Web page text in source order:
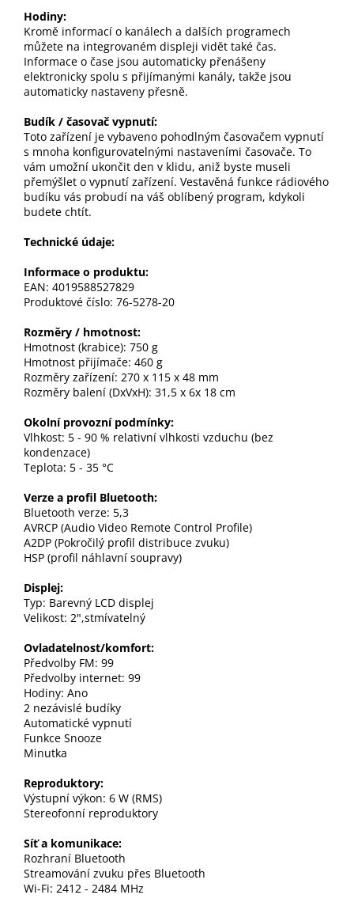
Hodiny:
Kromě informací o kanálech a dalších programech
můžete na integrovaném displeji vidět také čas.
Informace o čase jsou automaticky přenášeny
elektronicky spolu s přijímanými kanály, takže jsou
automaticky nastaveny přesně.
Budík / časovač vypnutí:
Toto zařízení je vybaveno pohodlným časovačem vypnutí
s mnoha konfigurovatelnými nastaveními časovače. To
vám umožní ukončit den v klidu, aniž byste museli
přemýšlet o vypnutí zařízení. Vestavěná funkce rádiového
budíku vás probudí na váš oblíbený program, kdykoli
budete chtít.
Technické údaje:
Informace o produktu:
EAN: 4019588527829
Produktové číslo: 76-5278-20
Rozměry / hmotnost:
Hmotnost (krabice): 750 g
Hmotnost přijímače: 460 g
Rozměry zařízení: 270 x 115 x 48 mm
Rozměry balení (DxVxH): 31,5 x 6x 18 cm
Okolní provozní podmínky:
Vlhkost: 5 - 90 % relativní vlhkosti vzduchu (bez
kondenzace)
Teplota: 5 - 35 °C
Verze a profil Bluetooth:
Bluetooth verze: 5,3
AVRCP (Audio Video Remote Control Profile)
A2DP (Pokročilý profil distribuce zvuku)
HSP (profil náhlavní soupravy)
Displej:
Typ: Barevný LCD displej
Velikost: 2",stmívatelný
Ovladatelnost/komfort:
Předvolby FM: 99
Předvolby internet: 99
Hodiny: Ano
2 nezávislé budíky
Automatické vypnutí
Funkce Snooze
Minutka
Reproduktory:
Výstupní výkon: 6 W (RMS)
Stereofonní reproduktory
Síť a komunikace:
Rozhraní Bluetooth
Streamování zvuku přes Bluetooth
Wi-Fi: 2412 - 2484 MHz